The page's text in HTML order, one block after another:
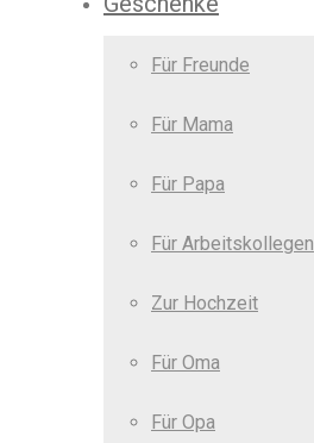
Für Freunde
Für Mama
Für Papa
Für Arbeitskollegen
Zur Hochzeit
Für Oma
Für Opa